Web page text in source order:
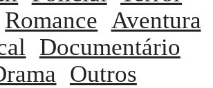
Romance Aventura
Documentário
Outros